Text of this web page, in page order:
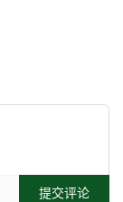
提交评论